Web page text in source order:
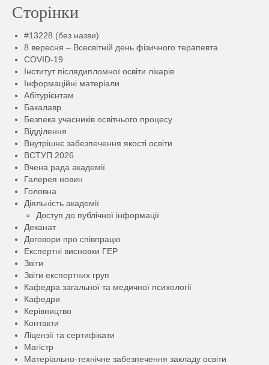
Сторінки
#13228 (без назви)
8 вересня – Всесвітній день фізичного терапевта
COVID-19
Інститут післядипломної освіти лікарів
Інформаційні матеріали
Абітурієнтам
Бакалавр
Безпека учасників освітнього процесу
Відділення
Внутрішнє забезпечення якості освіти
ВСТУП 2026
Вчена рада академії
Галерея новин
Головна
Діяльність академії
Доступ до публічної інформації
Деканат
Договори про співпрацю
Експертні висновки ГЕР
Звіти
Звіти експертних груп
Кафедра загальної та медичної психології
Кафедри
Керівництво
Контакти
Ліцензії та сертифікати
Магістр
Матеріально-технічне забезпечення закладу освіти